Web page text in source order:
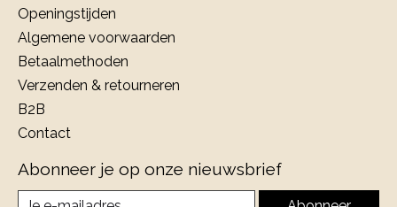
Openingstijden
Algemene voorwaarden
Betaalmethoden
Verzenden & retourneren
B2B
Contact
Abonneer je op onze nieuwsbrief